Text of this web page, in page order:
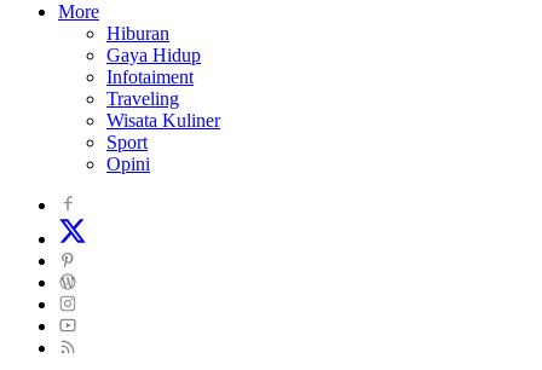
More
Hiburan
Gaya Hidup
Infotaiment
Traveling
Wisata Kuliner
Sport
Opini